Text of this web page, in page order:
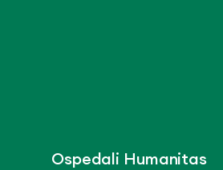
Ospedali Humanitas